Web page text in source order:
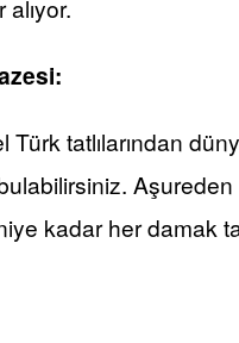
tatlılarından
kadar her damak